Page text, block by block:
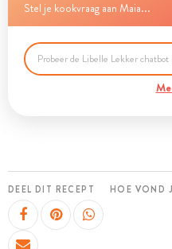
Stel je kookvraag aan Maia...
DEEL DIT RECEPT HOE VOND